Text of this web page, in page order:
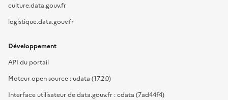
culture.data.gouv.fr
logistique.data.gouv.fr
Développement
API du portail
Moteur open source : udata (17.2.0)
Interface utilisateur de data.gouv.fr : cdata (7ad44f4)